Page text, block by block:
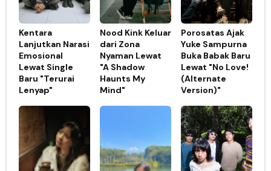
Kentara
Lanjutkan Narasi
Emosional
Lewat Single
Baru "Terurai
Lenyap"
Nood Kink Keluar
dari Zona
Nyaman Lewat
"A Shadow
Haunts My
Mind"
Porosatas Ajak
Yuke Sampurna
Buka Babak Baru
Lewat "No Love!
(Alternate
Version)"